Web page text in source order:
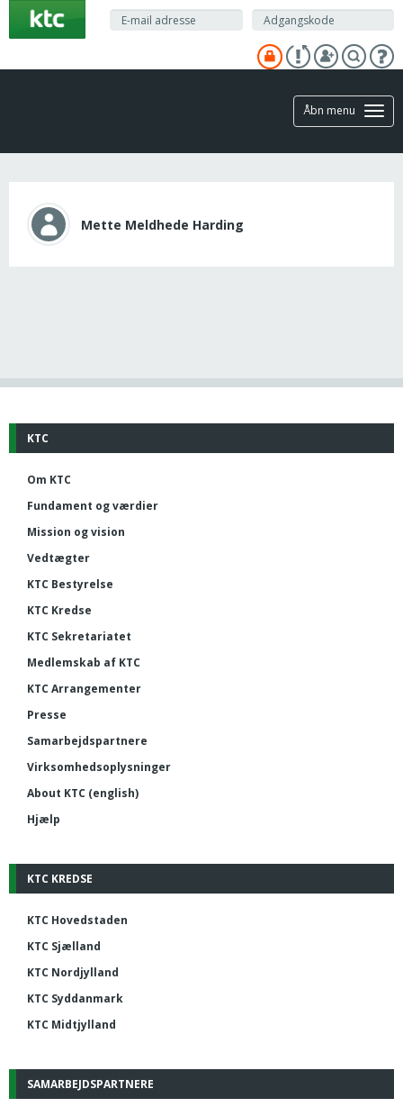
hovedindhold
Åbn menu
Mette Meldhede Harding
KTC
Om KTC
Fundament og værdier
Mission og vision
Vedtægter
KTC Bestyrelse
KTC Kredse
KTC Sekretariatet
Medlemskab af KTC
KTC Arrangementer
Presse
Samarbejdspartnere
Virksomhedsoplysninger
About KTC (english)
Hjælp
KTC KREDSE
KTC Hovedstaden
KTC Sjælland
KTC Nordjylland
KTC Syddanmark
KTC Midtjylland
SAMARBEJDSPARTNERE